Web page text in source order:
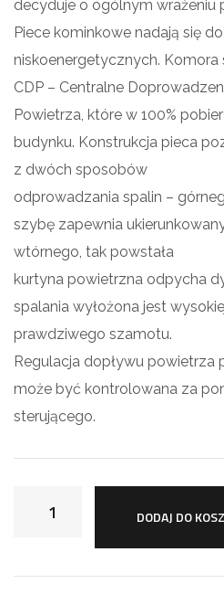
decyduje o ogólnym wrażeniu
Piece kominkowe nadają się
niskoenergetycznych.
CDP – Centralne
Powietrza, które w 100%
budynku. Konstrukcja pieca
z dwóch sposobów
odprowadzania spalin –
szybę zapewnia
wtórnego, tak powstała
kurtyna powietrzna odpycha
spalania wyłożona jest
prawdziwego szamotu.
Regulacja dopływu
może być kontrolowana za
sterującego.
DODAJ DO